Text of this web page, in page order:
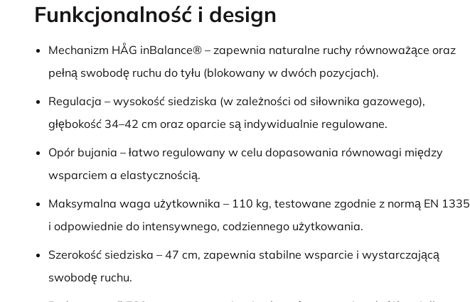
Funkcjonalność i design
Mechanizm HÅG inBalance® – zapewnia naturalne ruchy równoważące oraz
pełną swobodę ruchu do tyłu (blokowany w dwóch pozycjach).
Regulacja – wysokość siedziska (w zależności od siłownika gazowego),
głębokość 34–42 cm oraz oparcie są indywidualnie regulowane.
Opór bujania – łatwo regulowany w celu dopasowania równowagi między
wsparciem a elastycznością.
Maksymalna waga użytkownika – 110 kg, testowane zgodnie z normą EN 1335
i odpowiednie do intensywnego, codziennego użytkowania.
Szerokość siedziska – 47 cm, zapewnia stabilne wsparcie i wystarczającą
swobodę ruchu.